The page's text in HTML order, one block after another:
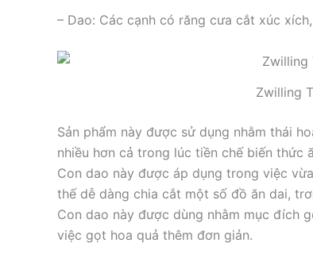
– Dao: Các cạnh có răng cưa cắt xúc
Zwilling
Sản phẩm này được sử dụng nhằm thái
nhiều hơn cả trong lúc tiền chế biến thức
Con dao này được áp dụng trong việc
thế dễ dàng chia cắt một số đồ ăn dai,
Con dao này được dùng nhằm mục đích
việc gọt hoa quả thêm đơn giản.